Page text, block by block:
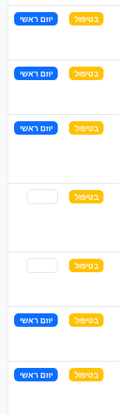
בטיפול יוזם ראשי
בטיפול יוזם ראשי
בטיפול יוזם ראשי
בטיפול
בטיפול
בטיפול יוזם ראשי
בטיפול יוזם ראשי